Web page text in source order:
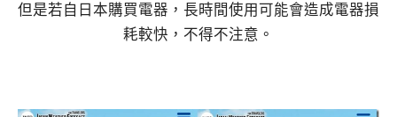
但是若自日本購買電器，長時間使用可能會造成電器損
耗較快，不得不注意。